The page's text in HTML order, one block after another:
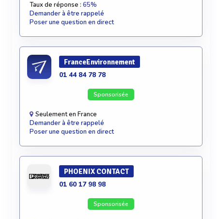
Taux de réponse : 65%
Demander à être rappelé
Poser une question en direct
FranceEnvironnement
01 44 84 78 78
Sponsorisée
Seulement en France
Demander à être rappelé
Poser une question en direct
PHOENIX CONTACT
01 60 17 98 98
Sponsorisée